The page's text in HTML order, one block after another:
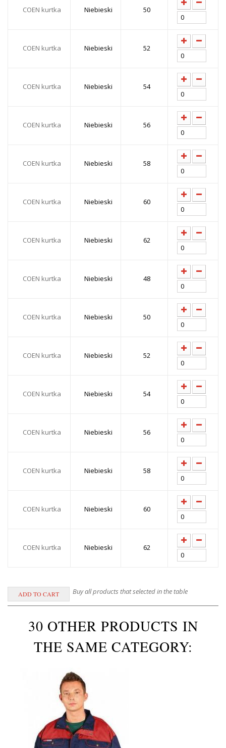
COEN kurtka Niebieski 50
COEN kurtka Niebieski 52
COEN kurtka Niebieski 54
COEN kurtka Niebieski 56
COEN kurtka Niebieski 58
COEN kurtka Niebieski 60
COEN kurtka Niebieski 62
COEN kurtka Niebieski 48
COEN kurtka Niebieski 50
COEN kurtka Niebieski 52
COEN kurtka Niebieski 54
COEN kurtka Niebieski 56
COEN kurtka Niebieski 58
COEN kurtka Niebieski 60
COEN kurtka Niebieski 62
Buy all products that selected in the table
30 OTHER PRODUCTS IN
THE SAME CATEGORY: